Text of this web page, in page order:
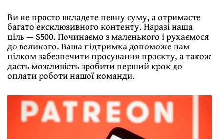
Ви не просто вкладете певну суму, а отримаєте
багато ексклюзивного контенту. Наразі наша
ціль — $500. Починаємо з маленького і рухаємося
до великого. Ваша підтримка допоможе нам
цілком забезпечити просування проєкту, а також
дасть можливість зробити перший крок до
оплати роботи нашої команди.